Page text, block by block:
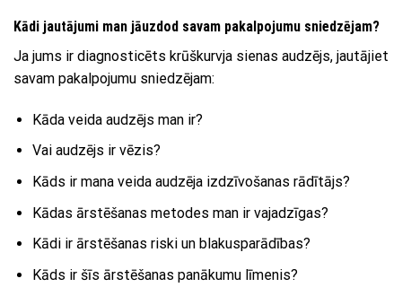
Kādi jautājumi man jāuzdod savam pakalpojumu sniedzējam?
Ja jums ir diagnosticēts krūškurvja sienas audzējs, jautājiet
savam pakalpojumu sniedzējam:
Kāda veida audzējs man ir?
Vai audzējs ir vēzis?
Kāds ir mana veida audzēja izdzīvošanas rādītājs?
Kādas ārstēšanas metodes man ir vajadzīgas?
Kādi ir ārstēšanas riski un blakusparādības?
Kāds ir šīs ārstēšanas panākumu līmenis?